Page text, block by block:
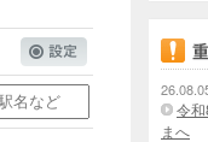
令
まへ